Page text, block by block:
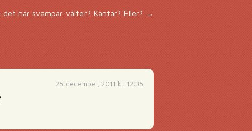
när svampar välter? Kantar? Eller? →
25 december, 2011 kl. 12:35